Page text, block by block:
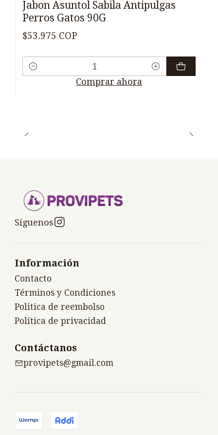
Jabon Asuntol Sabila Antipulgas
Perros Gatos 90G
$53.975 COP
Cantidad
Comprar ahora
Síguenos
Información
Contacto
Términos y Condiciones
Politica de reembolso
Política de privacidad
Contáctanos
provipets@gmail.com